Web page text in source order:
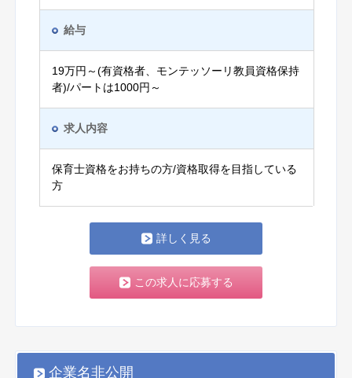
給与
19万円～(有資格者、モンテッソーリ教員資格保持
者)/パートは1000円～
求人内容
保育士資格をお持ちの方/資格取得を目指している
方
詳しく見る
この求人に応募する
企業名非公開